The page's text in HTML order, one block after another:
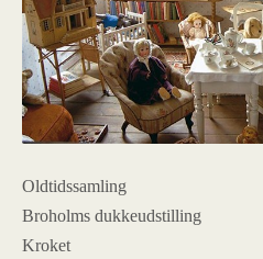
Oldtidssamling
Broholms dukkeudstilling
Kroket